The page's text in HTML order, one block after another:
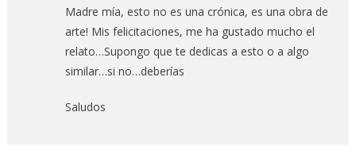
Madre mía, esto no es una crónica, es una obra de
arte! Mis felicitaciones, me ha gustado mucho el
relato…Supongo que te dedicas a esto o a algo
similar…si no…deberías
Saludos